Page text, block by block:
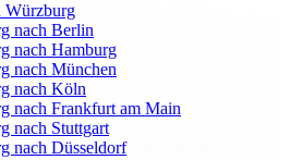
Würzburg
nach Berlin
nach Hamburg
nach München
nach Köln
nach Frankfurt am Main
nach Stuttgart
nach Düsseldorf